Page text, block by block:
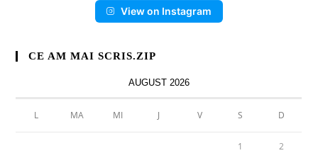
View on Instagram
CE AM MAI SCRIS.ZIP
AUGUST 2026
L MA MI J V S D
1 2